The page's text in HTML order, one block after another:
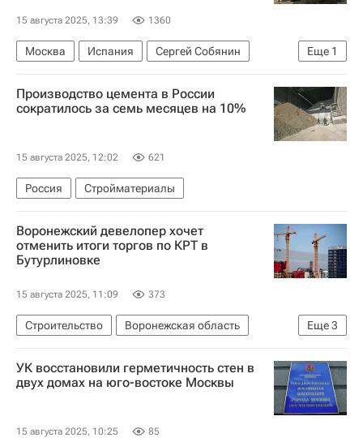
15 августа 2025, 13:39 1360
Еще 1
Москва Испания
Сергей Собянин
Археология
Производство цемента в России
сократилось за семь месяцев на 10%
15 августа 2025, 12:02 621
Россия Стройматериалы
Воронежский девелопер хочет
отменить итоги торгов по КРТ в
Бутурлиновке
15 августа 2025, 11:09 373
Еще3
Строительство
Воронежская область
Москва
УФАС Девелоперы
УК восстановили герметичность стен в
двух домах на юго-востоке Москвы
15 августа 2025, 10:25 85